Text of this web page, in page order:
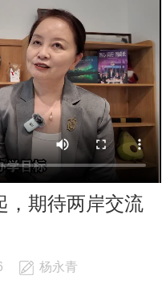
，期待两岸交流
杨永青